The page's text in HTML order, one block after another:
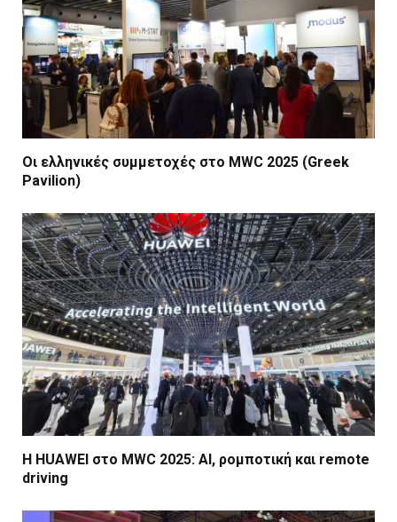
Οι ελληνικές συμμετοχές στο MWC 2025 (Greek
Pavilion)
Η HUAWEI στο MWC 2025: AI, ρομποτική και remote
driving